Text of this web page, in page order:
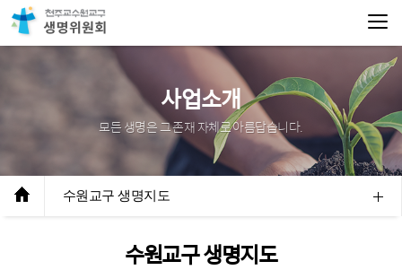
사업소개
모든 생명은 그 존재 자체로 아름답습니다.
수원교구 생명지도
수원교구 생명지도